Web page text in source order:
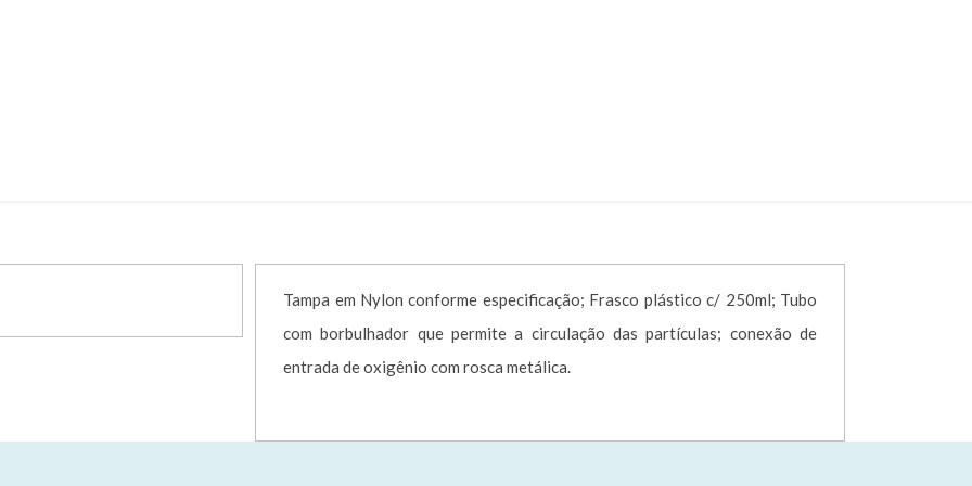
Tampa em Nylon conforme especificação; Frasco plástico c/ 250ml; Tubo
com borbulhador que permite a circulação das partículas; conexão de
entrada de oxigênio com rosca metálica.